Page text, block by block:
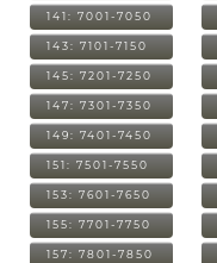
141: 7001-7050
143: 7101-7150
145: 7201-7250
147: 7301-7350
149: 7401-7450
151: 7501-7550
153: 7601-7650
155: 7701-7750
157: 7801-7850